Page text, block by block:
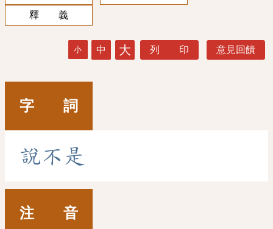
釋 義
小 中 大 列 印 意見回饋
字 詞
說不 是
注 音